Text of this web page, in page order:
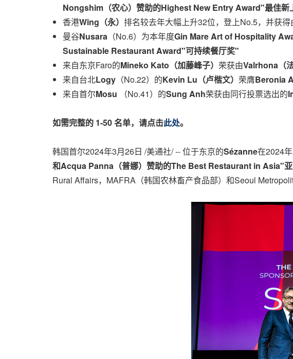
Nongshim （农心）赞助的Highest New Entry Award"最佳新
香港Wing （永） 排名较去年大幅上升32位，登上No.5，并获得
曼谷Nusara （No.6）为本年度Gin Mare Art of Hospitality
Sustainable Restaurant Award"可持续餐厅奖"
来自东京Faro的Mineko Kato （加藤峰子） 荣获由Valrhona
来自台北Logy （No.22）的Kevin Lu （卢楷文） 荣膺Beronia
来自首尔Mosu （No.41）的Sung Anh荣获由同行投票选出的
如需完整的 1-50名单，请点击此处。
韩国首尔2024年3月26日 /美通社/ -- 位于东京的Sézanne在2024
和Acqua Panna （普娜）赞助的The Best Restaurant in Asia"
Rural Affairs，MAFRA（韩国农林畜产食品部）和Seoul